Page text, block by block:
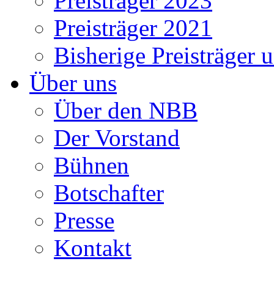
Preisträger 2021
Bisherige Preisträger
Über uns
Über den NBB
Der Vorstand
Bühnen
Botschafter
Presse
Kontakt